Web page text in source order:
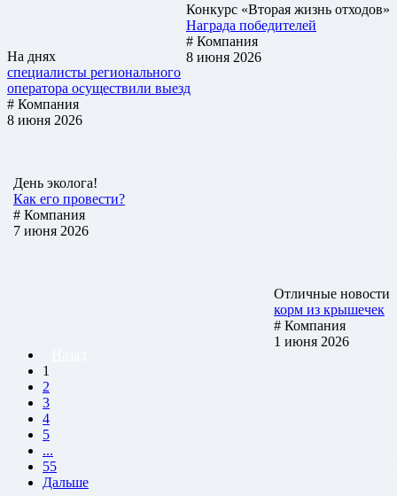
Конкурс «Вторая жизнь отходов»
Награда победителей
# Компания
8 июня 2026
На днях
специалисты регионального
оператора осуществили выезд
# Компания
8 июня 2026
День эколога!
Как его провести?
# Компания
7 июня 2026
Отличные новости
корм из крышечек
# Компания
1 июня 2026
1
2
3
4
5
...
55
Дальше